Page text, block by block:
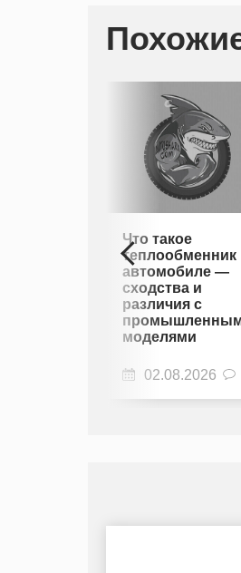
Что такое
теплообменник
автомобиле —
сходства и
различия с
моделями
02.08.2026